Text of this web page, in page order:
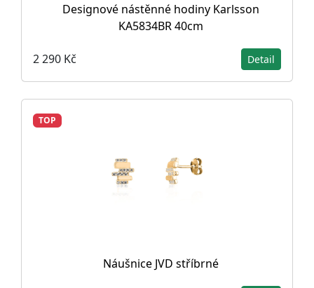
Designové nástěnné hodiny Karlsson
KA5834BR 40cm
2 290 Kč Detail
TOP
Náušnice JVD stříbrné